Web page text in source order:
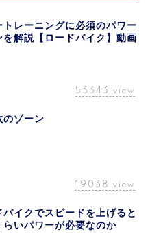
トレーニングに必須のパワー
を解説【ロードバイク】動画
53343 view
のゾーン
19038 view
バイクでスピードを上げると
らいパワーが必要なのか